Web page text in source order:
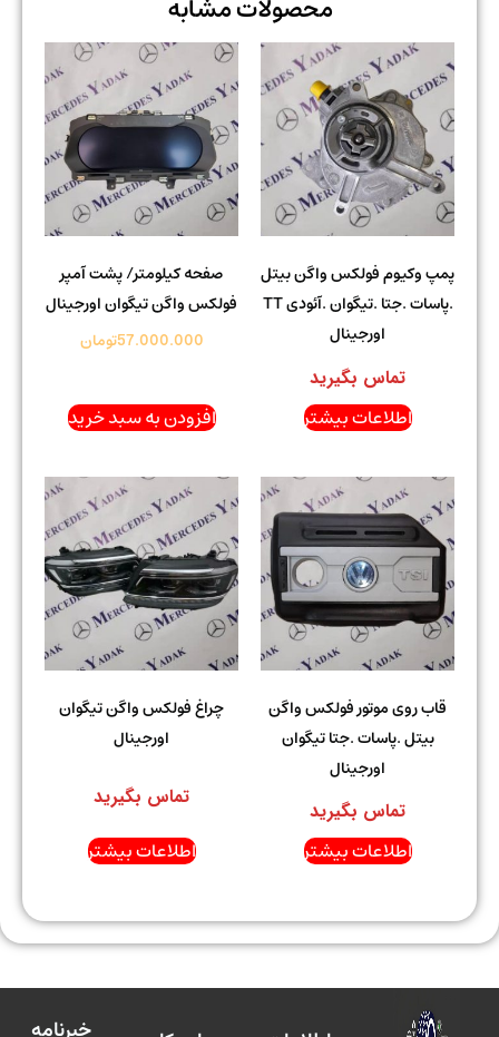
محصولات مشابه
پمپ وکیوم فولکس واگن بیتل
.پاسات .جتا .تیگوان .آئودی TT
اورجینال
تماس بگیرید
اطلاعات بیشتر
صفحه کیلومتر/ پشت آمپر
فولکس واگن تیگوان اورجینال
57.000.000تومان
افزودن به سبد خرید
قاب روی موتور فولکس واگن
بیتل .پاسات .جتا تیگوان
اورجینال
تماس بگیرید
اطلاعات بیشتر
چراغ فولکس واگن تیگوان
اورجینال
تماس بگیرید
اطلاعات بیشتر